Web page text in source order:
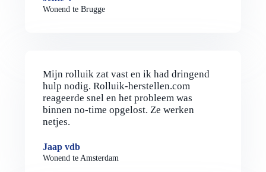
Wonend te Brugge
Mijn rolluik zat vast en ik had dringend
hulp nodig. Rolluik-herstellen.com
reageerde snel en het probleem was
binnen no-time opgelost. Ze werken
netjes.
Jaap vdb
Wonend te Amsterdam